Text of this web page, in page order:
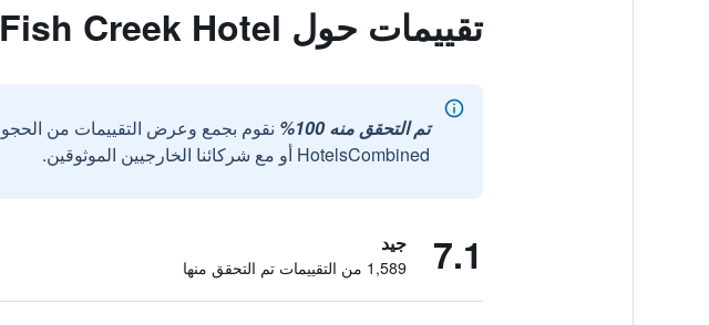
تقييمات حول Fish Creek Hotel
تم التحقق منه 100%
نقوم بجمع وعرض التقييمات من
HotelsCombined أو مع شركائنا الخارجيين الموثوقين.
7.1 جيد
1,589 من التقييمات تم التحقق منها